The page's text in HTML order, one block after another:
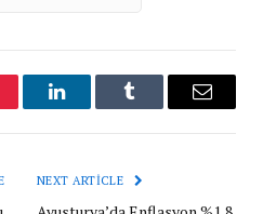
LinkedInTumblr Email
NEXT ARTICLE